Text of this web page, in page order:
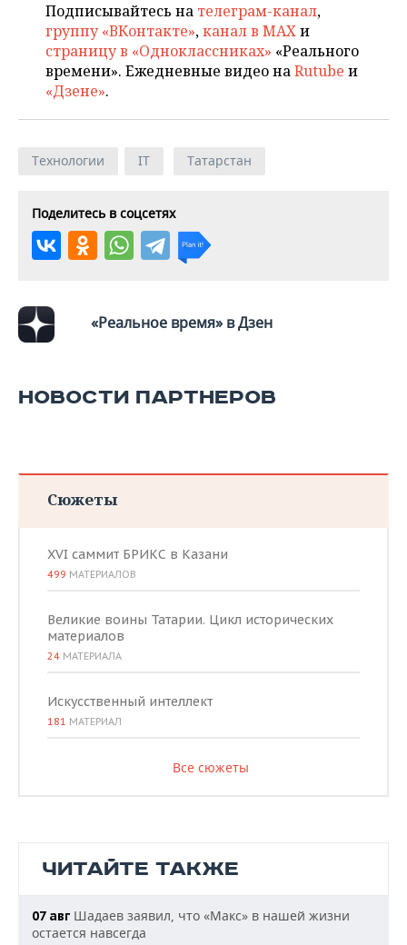
ХОККЕЙ С МЯЧОМ
ПРОИСШЕСТВИЯ
Подписывайтесь на телеграм-канал,
группу «ВКонтакте»,канал в MAXи
страницу в «Одноклассниках» «Реального
времени». Ежедневные видео наRutube и
«Дзене».
Технологии IT Татарстан
Поделитесь в соцсетях
«Реальное время» в Дзен
НОВОСТИ ПАРТНЕРОВ
Сюжеты
XVI саммит БРИКС в Казани
499 МАТЕРИАЛОВ
Великие воины Татарии. Цикл исторических
материалов
24 МАТЕРИАЛА
Искусственный интеллект
181 МАТЕРИАЛ
Все сюжеты
ЧИТАЙТЕ ТАКЖЕ
07 авг Шадаев заявил, что «Макс» в нашей жизни
остается навсегда